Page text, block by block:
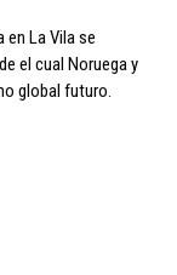
en La Vila se
el cual Noruega y
global futuro.